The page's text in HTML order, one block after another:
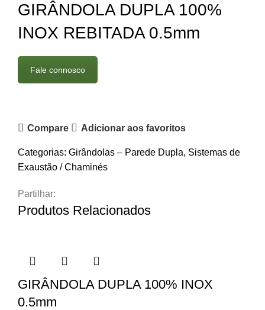
GIRÂNDOLA DUPLA 100%
INOX REBITADA 0.5mm
Fale connosco
Compare Adicionar aos favoritos
Categorias: Girândolas – Parede Dupla, Sistemas de
Exaustão / Chaminés
Partilhar:
Produtos Relacionados
GIRÂNDOLA DUPLA 100% INOX
0.5mm